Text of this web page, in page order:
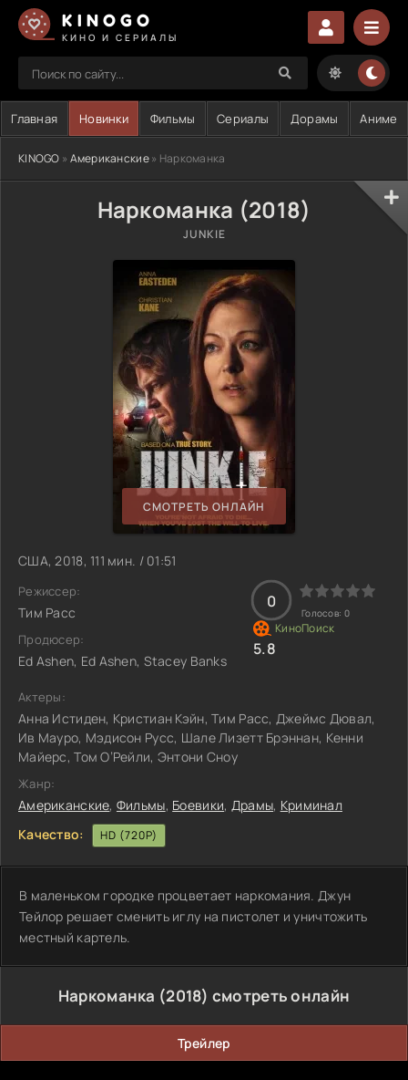
KINOGO
КИНО И СЕРИАЛЫ
Главная Новинки Фильмы Сериалы Дорамы Аниме
KINOGO » Американские» Наркоманка
Наркоманка (2018)
JUNKIE
СМОТРЕТЬ ОНЛАЙН
США, 2018, 111 мин. / 01:51
Режиссер:
Тим Расс
Продюсер:
Ed Ashen, Ed Ashen, Stacey Banks
0
Голосов: 0
5.8
Актеры:
Анна Истиден, Кристиан Кэйн, Тим Расс, Джеймс Дювал,
Ив Мауро, Мэдисон Русс, Шале Лизетт Брэннан, Кенни
Майерс, Том О’Рейли, Энтони Сноу
Жанр:
Американские, Фильмы, Боевики, Драмы, Криминал
Качество:
HD (720P)
В маленьком городке процветает наркомания. Джун
Тейлор решает сменить иглу на пистолет и уничтожить
местный картель.
Наркоманка (2018) смотреть онлайн
Трейлер